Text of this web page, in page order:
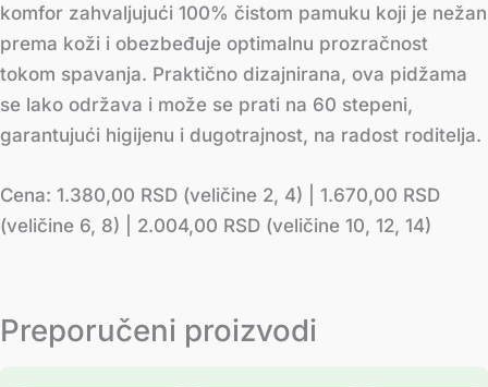
komfor zahvaljujući 100% čistom pamuku koji je nežan
prema koži i obezbeđuje optimalnu prozračnost
tokom spavanja. Praktično dizajnirana, ova pidžama
se lako održava i može se prati na 60 stepeni,
garantujući higijenu i dugotrajnost, na radost roditelja.
Cena: 1.380,00 RSD (veličine 2, 4) | 1.670,00 RSD
(veličine 6, 8) | 2.004,00 RSD (veličine 10, 12, 14)
Preporučeni proizvodi